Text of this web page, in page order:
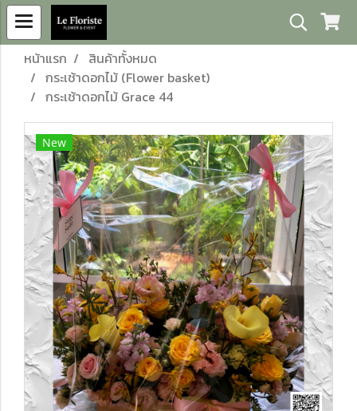
หน้าแรก
สินค้าทั้งหมด
กระเช้าดอกไม้ (Flower basket)
กระเช้าดอกไม้ Grace 44
New